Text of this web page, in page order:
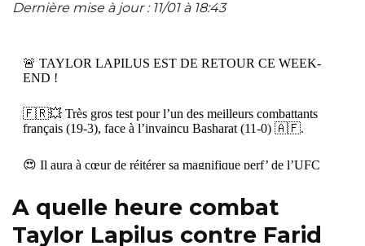
Dernière mise à jour : 11/01 à 18:43
🚨 TAYLOR LAPILUS EST DE RETOUR CE WEEK-
END !
🇫🇷💥 Très gros test pour l’un des meilleurs combattants
français (19-3), face à l’invaincu Basharat (11-0) 🇦🇫.
😍 Il aura à cœur de réitérer sa magnifique perf’ de l’UFC
📺 Samedi à 23h sur RMC Sport 2
pic.twitter.com/hCHmlzYTPn
A quelle heure combat
Taylor Lapilus contre Farid